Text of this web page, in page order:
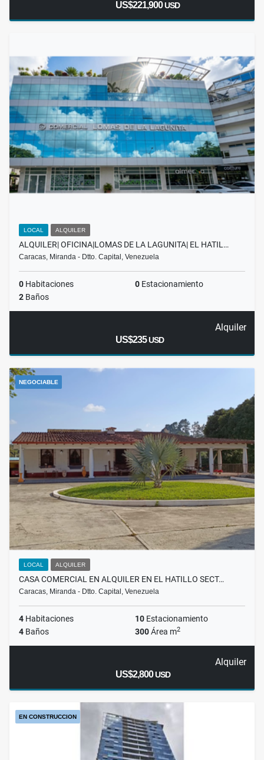
US$221,900USD
LOCAL ALQUILER
ALQUILER| OFICINA|LOMAS DE LA LAGUNITA| EL HATIL…
Caracas, Miranda - Dtto. Capital, Venezuela
0 Habitaciones 0 Estacionamiento
2 Baños
Alquiler
US$235USD
NEGOCIABLE
LOCAL ALQUILER
CASA COMERCIAL EN ALQUILER EN EL HATILLO SECT…
Caracas, Miranda - Dtto. Capital, Venezuela
4 Habitaciones 10 Estacionamiento
4 Baños 300Área m2
Alquiler
US$2,800USD
EN CONSTRUCCION